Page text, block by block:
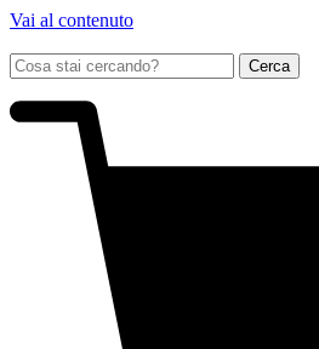
Vai al contenuto